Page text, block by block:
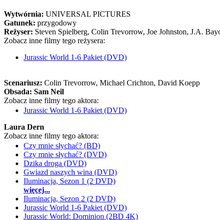
Wytwórnia: UNIVERSAL PICTURES
Gatunek: przygodowy
Reżyser: Steven Spielberg, Colin Trevorrow, Joe Johnston, J.A.
Zobacz inne filmy tego reżysera:
Jurassic World 1-6 Pakiet (DVD)
Scenariusz: Colin Trevorrow, Michael Crichton, David Koepp
Obsada: Sam Neil
Zobacz inne filmy tego aktora:
Jurassic World 1-6 Pakiet (DVD)
Laura Dern
Zobacz inne filmy tego aktora:
Czy mnie słychać? (BD)
Czy mnie słychać? (DVD)
Dzika droga (DVD)
Gwiazd naszych wina (DVD)
Iluminacja, Sezon 1 (2 DVD)
więcej...
Iluminacja, Sezon 2 (2 DVD)
Jurassic World 1-6 Pakiet (DVD)
Jurassic World: Dominion (2BD 4K)